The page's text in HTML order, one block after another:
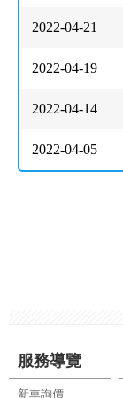
2022-04-21
2022-04-19
2022-04-14
2022-04-05
服務導覽
新車詢價